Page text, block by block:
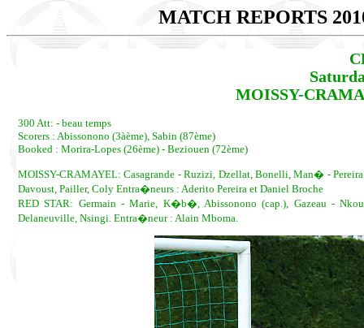
MATCH REPORTS
MOISSY-
300 Att: - beau temps
Scorers : Abissonono (3àème), Sabin (87ème)
Booked : Morira-Lopes (26ème) - Beziouen (72ème)
MOISSY-CRAMAYEL: Casagrande - Ruzizi, Dzellat, Bonelli, Man� -
Davoust, Pailler, Coly Entra�neurs : Aderito Pereira et Daniel Broche
RED STAR: Germain - Marie, K�b�, Abissonono (cap.), Gazeau -
Delaneuville, Nsingi. Entra�neur : Alain Mboma.